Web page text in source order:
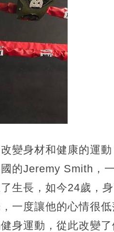
變身材和健康的運
的Jeremy Smith，
生長，如今24歲，
一度讓他的心情很
身運動，從此改變